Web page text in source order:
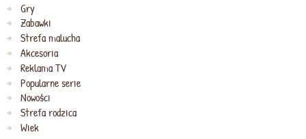
Gry
Zabawki
Strefa malucha
Akcesoria
Reklama TV
Popularne serie
Nowości
Strefa rodzica
Wiek